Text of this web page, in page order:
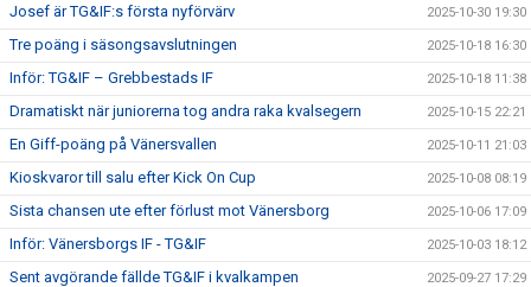
Josef är TG&IF:s första nyförvärv 2025-10-30 19:30
Tre poäng i säsongsavslutningen 2025-10-18 16:30
Inför: TG&IF – Grebbestads IF 2025-10-18 11:38
Dramatiskt när juniorerna tog andra raka kvalsegern 2025-10-15 22:21
En Giff-poäng på Vänersvallen 2025-10-11 21:03
Kioskvaror till salu efter Kick On Cup 2025-10-08 08:19
Sista chansen ute efter förlust mot Vänersborg 2025-10-06 17:09
Inför: Vänersborgs IF - TG&IF 2025-10-03 18:12
Sent avgörande fällde TG&IF i kvalkampen 2025-09-27 17:29